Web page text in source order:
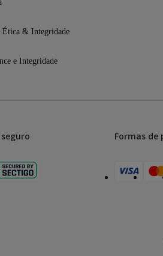
Ética & Integridade
e Integridade
Formas de